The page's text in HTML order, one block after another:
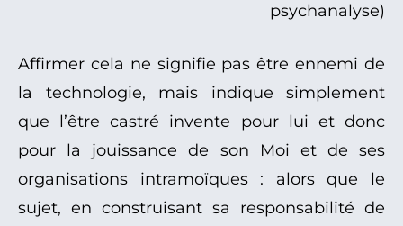
psychanalyse)
Affirmer cela ne signifie pas être ennemi de
la technologie, mais indique simplement
que l’être castré invente pour lui et donc
pour la jouissance de son Moi et de ses
organisations intramoïques : alors que le
sujet, en construisant sa responsabilité de